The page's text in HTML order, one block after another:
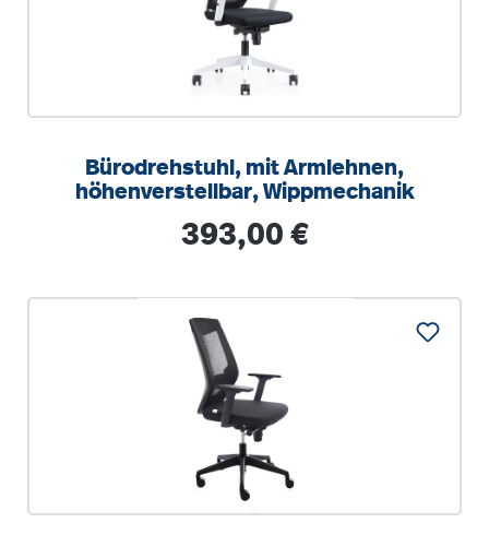
Bürodrehstuhl, mit Armlehnen,
höhenverstellbar, Wippmechanik
Regulärer Preis:
393,00 €